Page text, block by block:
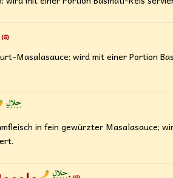
G
Masalasauce; wird mit einer Portion
in fein gewürzter Masalasauce;